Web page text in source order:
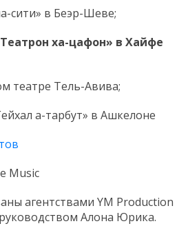
сити» в Беэр-Шеве;
ха-цафон» в Хайфе
театре Тель-Авива;
а-тарбут» в Ашкелоне
Music
агентствами YM Production
Алона Юрика.